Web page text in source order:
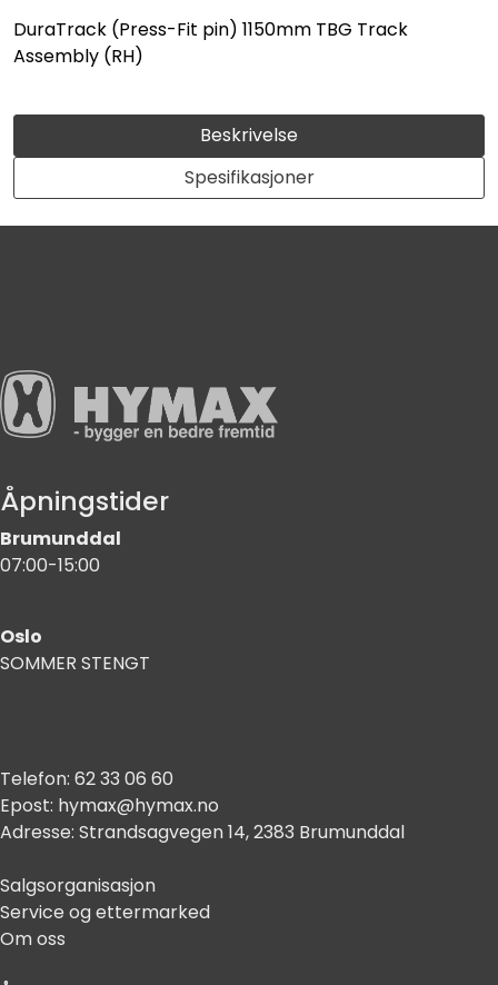
DuraTrack (Press-Fit pin) 1150mm TBG Track
Assembly (RH)
Beskrivelse
Spesifikasjoner
Åpningstider
Brumunddal
07:00-15:00
Oslo
SOMMER STENGT
Telefon: 62 33 06 60
Epost: hymax@hymax.no
Adresse: Strandsagvegen 14, 2383 Brumunddal
Salgsorganisasjon
Service og ettermarked
Om oss